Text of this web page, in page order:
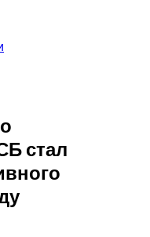
стал